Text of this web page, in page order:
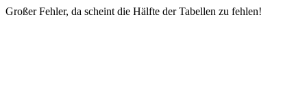
Großer Fehler, da scheint die Hälfte der Tabellen zu fehlen!